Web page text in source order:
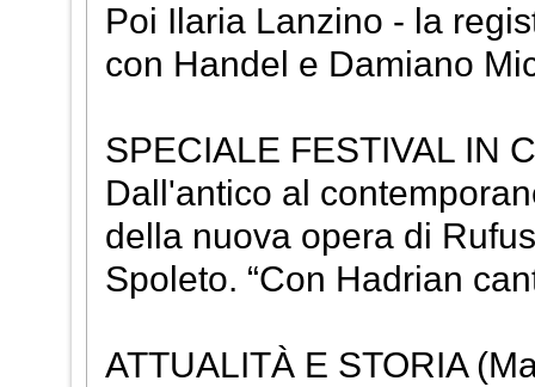
Poi Ilaria Lanzino - la
con Handel e Damiano
SPECIALE FESTIVAL IN
Dall'antico al
della nuova opera di
Spoleto. “Con Hadrian
ATTUALITÀ E STORIA